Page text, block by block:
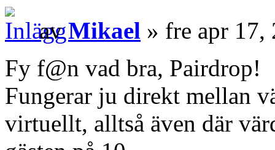
avMikael » fre apr 17,
Fy f@n vad bra, Pairdrop!
Fungerar ju direkt mellan
virtuellt, alltså även där